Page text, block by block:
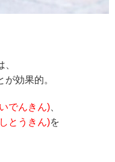
効果的。
でんきん)
とうきん)を